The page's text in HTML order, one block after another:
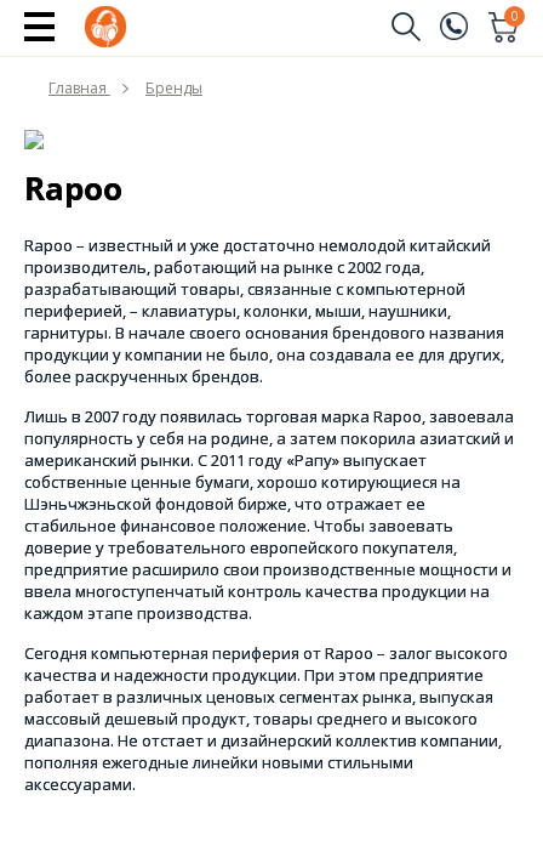
0
Имя
Телефон
Отправить
Главная Бренды
Rapoo
Rapoo – известный и уже достаточно немолодой китайский
производитель, работающий на рынке с 2002 года,
разрабатывающий товары, связанные с компьютерной
периферией, – клавиатуры, колонки, мыши, наушники,
гарнитуры. В начале своего основания брендового названия
продукции у компании не было, она создавала ее для других,
более раскрученных брендов.
Лишь в 2007 году появилась торговая марка Rapoo, завоевала
популярность у себя на родине, а затем покорила азиатский и
американский рынки. С 2011 году «Рапу» выпускает
собственные ценные бумаги, хорошо котирующиеся на
Шэньчжэньской фондовой бирже, что отражает ее
стабильное финансовое положение. Чтобы завоевать
доверие у требовательного европейского покупателя,
предприятие расширило свои производственные мощности и
ввела многоступенчатый контроль качества продукции на
каждом этапе производства.
Сегодня компьютерная периферия от Rapoo – залог высокого
качества и надежности продукции. При этом предприятие
работает в различных ценовых сегментах рынка, выпуская
массовый дешевый продукт, товары среднего и высокого
диапазона. Не отстает и дизайнерский коллектив компании,
пополняя ежегодные линейки новыми стильными
аксессуарами.